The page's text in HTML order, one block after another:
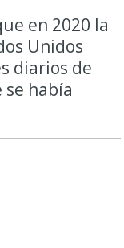
en 2020 la
Unidos
diarios de
se había